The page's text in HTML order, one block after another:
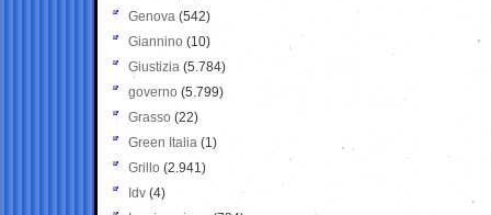
Genova (542)
Giannino (10)
Giustizia (5.784)
governo (5.799)
Grasso (22)
Green Italia (1)
Grillo (2.941)
Idv (4)